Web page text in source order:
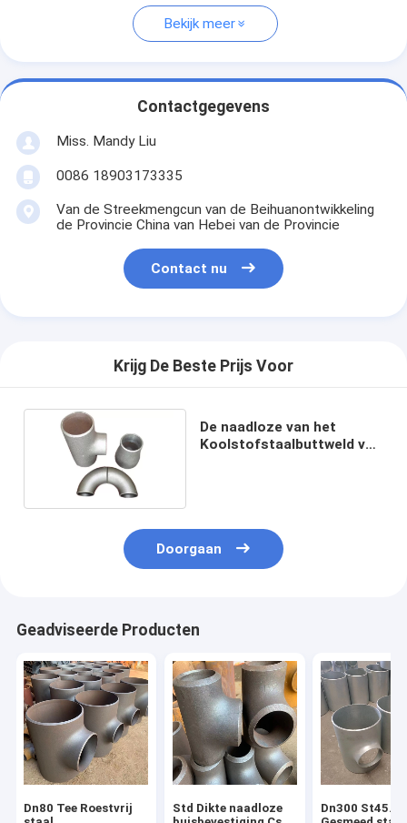
Bekijk meer
Contactgegevens
Miss. Mandy Liu
0086 18903173335
Van de Streekmengcun van de Beihuanontwikkeling
de Provincie China van Hebei van de Provincie
Contact nu
Krijg De Beste Prijs Voor
De naadloze van het
Koolstofstaalbuttweld van
Doorgaan
Geadviseerde Producten
Dn80 Tee Roestvrij
Std Dikte naadloze
Dn300 St45.8